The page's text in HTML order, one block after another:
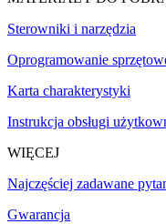
Sterowniki i narzędzia
Oprogramowanie
Karta charakterystyki
Instrukcja obsługi
WIĘCEJ
Najczęściej zadawane
Gwarancja